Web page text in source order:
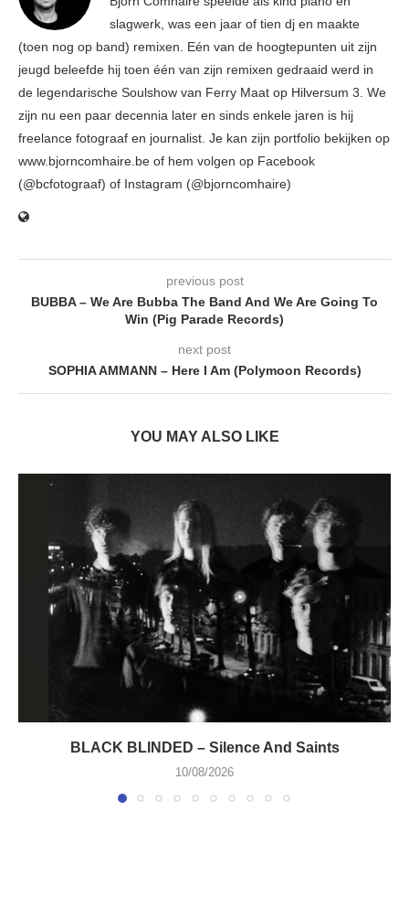
slagwerk, was een jaar of tien dj en maakte
(toen nog op band) remixen. Eén van de hoogtepunten uit zijn
jeugd beleefde hij toen één van zijn remixen gedraaid werd in
de legendarische Soulshow van Ferry Maat op Hilversum 3. We
zijn nu een paar decennia later en sinds enkele jaren is hij
freelance fotograaf en journalist. Je kan zijn portfolio bekijken op
www.bjorncomhaire.be of hem volgen op Facebook
(@bcfotograaf) of Instagram (@bjorncomhaire)
previous post
BUBBA – We Are Bubba The Band And We Are Going To
Win (Pig Parade Records)
next post
SOPHIA AMMANN – Here I Am (Polymoon Records)
YOU MAY ALSO LIKE
BLACK BLINDED – Silence And Saints
10/08/2026